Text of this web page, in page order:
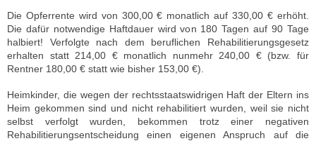
Die Opferrente wird von 300,00 € monatlich auf 330,00 € erhöht.
Die dafür notwendige Haftdauer wird von 180 Tagen auf 90 Tage
halbiert! Verfolgte nach dem beruflichen Rehabilitierungsgesetz
erhalten statt 214,00 € monatlich nunmehr 240,00 € (bzw. für
Rentner 180,00 € statt wie bisher 153,00 €).
Heimkinder, die wegen der rechtsstaatswidrigen Haft der Eltern ins
Heim gekommen sind und nicht rehabilitiert wurden, weil sie nicht
selbst verfolgt wurden, bekommen trotz einer negativen
Rehabilitierungsentscheidung einen eigenen Anspruch auf die